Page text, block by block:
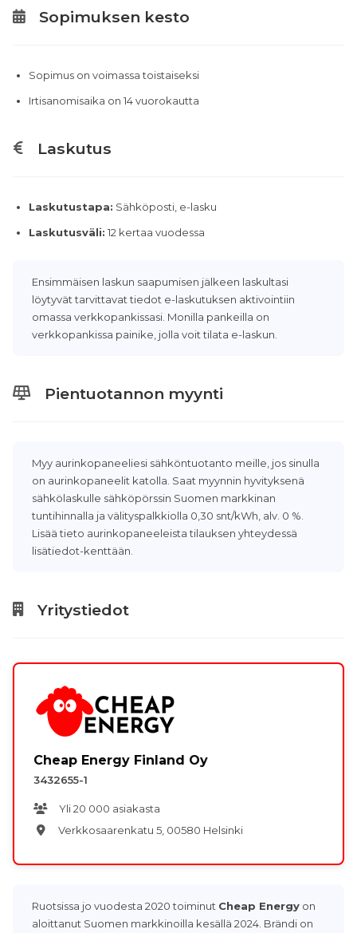
Sopimuksen kesto
Sopimus on voimassa toistaiseksi
Irtisanomisaika on 14 vuorokautta
Laskutus
Laskutustapa: Sähköposti, e-lasku
Laskutusväli: 12 kertaa vuodessa
Ensimmäisen laskun saapumisen jälkeen laskultasi
löytyvät tarvittavat tiedot e-laskutuksen aktivointiin
omassa verkkopankissasi. Monilla pankeilla on
verkkopankissa painike, jolla voit tilata e-laskun.
Pientuotannon myynti
Myy aurinkopaneeliesi sähköntuotanto meille, jos sinulla
on aurinkopaneelit katolla. Saat myynnin hyvityksenä
sähkölaskulle sähköpörssin Suomen markkinan
tuntihinnalla ja välityspalkkiolla 0,30 snt/kWh, alv. 0 %.
Lisää tieto aurinkopaneeleista tilauksen yhteydessä
lisätiedot-kenttään.
Yritystiedot
Cheap Energy Finland Oy
3432655-1
Yli 20 000 asiakasta
Verkkosaarenkatu 5, 00580 Helsinki
Ruotsissa jo vuodesta 2020 toiminut Cheap Energy on
aloittanut Suomen markkinoilla kesällä 2024. Brändi on